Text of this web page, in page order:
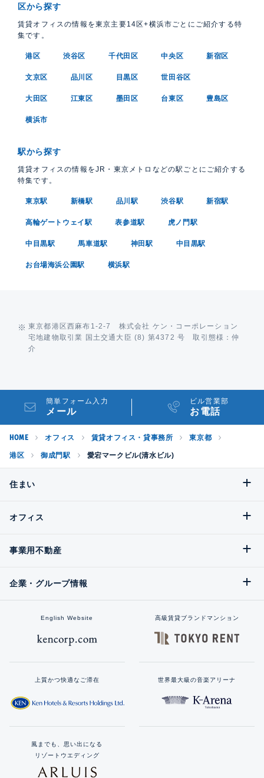
区から探す
賃貸オフィスの情報を東京主要14区+横浜市ごとにご紹介する特
集です。
港区 渋谷区 千代田区 中央区 新宿区
文京区 品川区 目黒区 世田谷区
大田区 江東区 墨田区 台東区 豊島区
横浜市
駅から探す
賃貸オフィスの情報をJR・東京メトロなどの駅ごとにご紹介する
特集です。
東京駅 新橋駅 品川駅 渋谷駅 新宿駅
高輪ゲートウェイ駅 表参道駅 虎ノ門駅
中目黒駅 馬車道駅 神田駅 中目黒駅
お台場海浜公園駅 横浜駅
東京都港区西麻布1-2-7 株式会社 ケン・コーポレーション
宅地建物取引業 国土交通大臣 (8) 第4372 号 取引態様：仲
介
簡単フォーム入力
メール
ビル営業部
お電話
HOME オフィス 賃貸オフィス・貸事務所 東京都
港区 御成門駅 愛宕マークビル(清水ビル)
住まい
オフィス
事業用不動産
企業・グループ情報
English Website 高級賃貸ブランドマンション
上質かつ快適なご滞在 世界最大級の音楽アリーナ
風までも、思い出になる
リゾートウエディング